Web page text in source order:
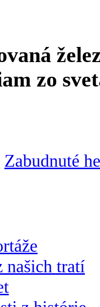
zo
Zabudnuté
tratí